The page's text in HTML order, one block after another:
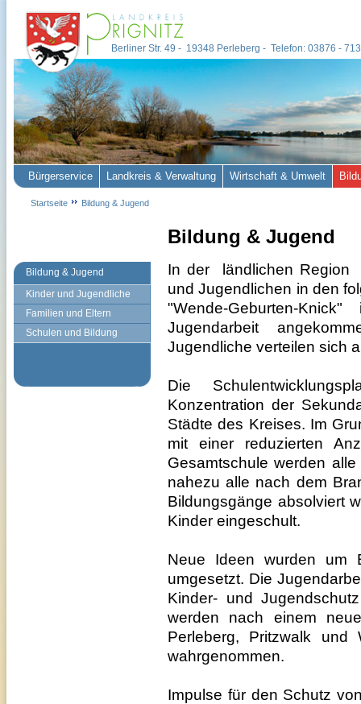
Bildung & Jugend
Kinder und Jugendliche
Familien und Eltern
Schulen und Bildung
Bildung & Jugend
In der
ländlichen Region
und Jugendlichen in den
"Wende-Geburten-
Jugendarbeit
Jugendliche verteilen sich
Die
Konzentration der
Städte des Kreises. Im
mit einer reduzierten
Gesamtschule werden alle
nahezu alle nach dem
Bildungsgänge absolviert
Kinder eingeschult.
Neue Ideen wurden um
umgesetzt. Die
Kinder- und
werden nach einem
Perleberg, Pritzwalk und
wahrgenommen.
Impulse für den Schutz
Berliner Str. 49 - 19348 Perleberg - Telefon: 03876 -
Bürgerservice Landkreis & Verwaltung Wirtschaft & Umwelt
Startseite Bildung & Jugend